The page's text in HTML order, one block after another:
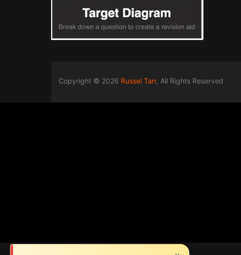
Copyright © 2026 Russel Tarr, All Rights Reserved